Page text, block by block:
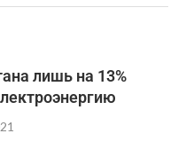
лишь на 13%